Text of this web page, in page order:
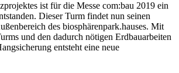
ist für die Messe com:bau 2019 ein
Dieser Turm findet nun seinen
des biosphärenpark.hauses. Mit
und den dadurch nötigen Erdbauarbeiten
entsteht eine neue